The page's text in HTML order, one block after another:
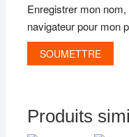
Enregistrer mon
navigateur pour mon
Produits